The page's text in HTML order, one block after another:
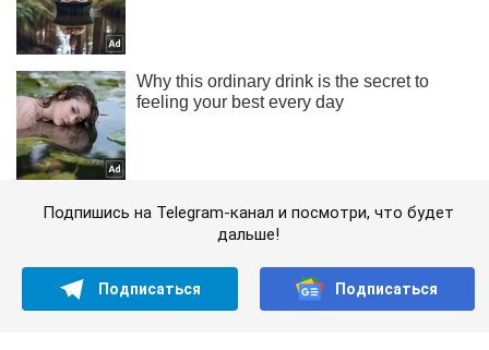
Подпишись на Telegram-канал и посмотри, что будет
дальше!
Подписаться Подписаться